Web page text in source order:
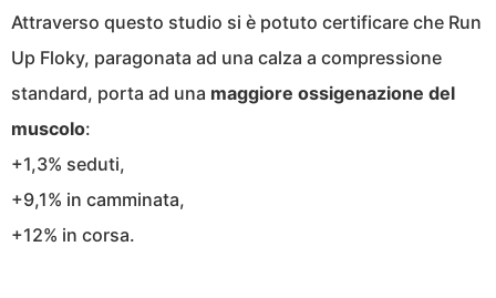
Attraverso questo studio si è potuto certificare che Run
Up Floky, paragonata ad una calza a compressione
standard, porta ad una maggiore ossigenazione del
muscolo:
+1,3% seduti,
+9,1% in camminata,
+12% in corsa.